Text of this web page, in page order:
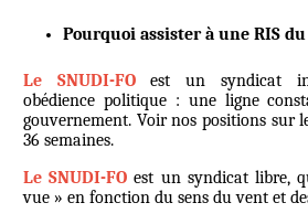
Pourquoi assister à une RIS du
Le SNUDI-FOest un syndicat
obédience politique : une ligne
gouvernement. Voir nos positions sur
36 semaines.
Le SNUDI-FO est un syndicat libre,
vue » en fonction du sens du vent et